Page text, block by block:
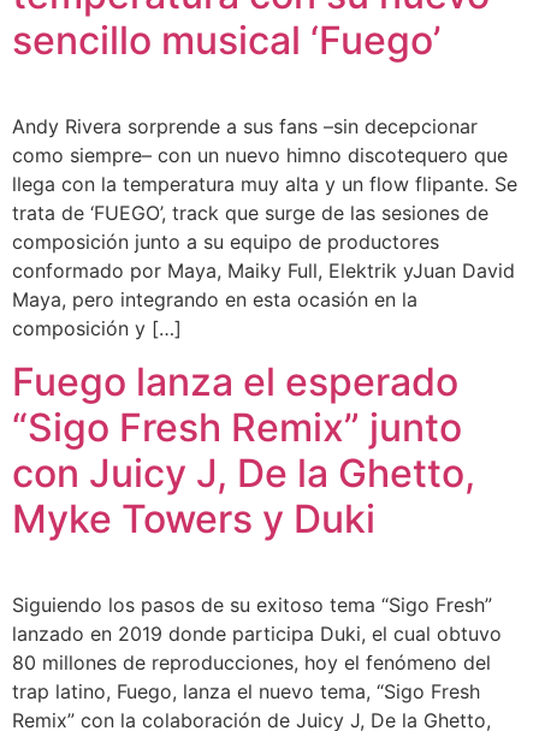
sencillo musical ‘Fuego’
Andy Rivera sorprende a sus fans –sin decepcionar
como siempre– con un nuevo himno discotequero que
llega con la temperatura muy alta y un flow flipante. Se
trata de ‘FUEGO’, track que surge de las sesiones de
composición junto a su equipo de productores
conformado por Maya, Maiky Full, Elektrik yJuan David
Maya, pero integrando en esta ocasión en la
composición y […]
Fuego lanza el esperado
“Sigo Fresh Remix” junto
con Juicy J, De la Ghetto,
Myke Towers y Duki
Siguiendo los pasos de su exitoso tema “Sigo Fresh”
lanzado en 2019 donde participa Duki, el cual obtuvo
80 millones de reproducciones, hoy el fenómeno del
trap latino, Fuego, lanza el nuevo tema, “Sigo Fresh
Remix” con la colaboración de Juicy J, De la Ghetto,